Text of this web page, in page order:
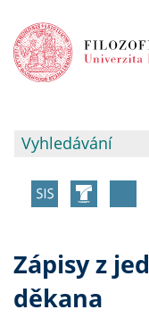
Zápisy z
děkana